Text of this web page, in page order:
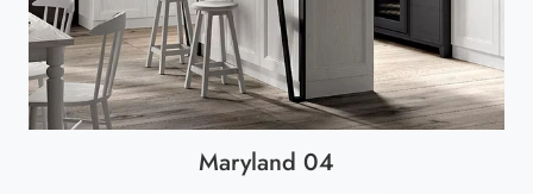
Maryland 04